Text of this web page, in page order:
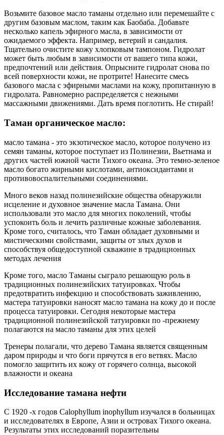
Возьмите базовое масло таманы отдельно или перемешайте с
другим базовым маслом, таким как Баобаба. Добавьте
несколько капель эфирного масла, в зависимости от
ожидаемого эффекта. Например, ветерий и сандалия.
Тщательно очистите кожу хлопковым тампоном. Гидролат
может быть любым в зависимости от вашего типа кожи,
предпочтений или действия. Опрысните гидролат снова по
всей поверхности кожи, не протрите! Нанесите смесь
базового масла с эфирными маслами на кожу, пропитанную в
гидролата. Равномерно распределяется с нежными
массажными движениями. Дать время поглотить. Не стирай!
Таман органическое масло:
масло тамана - это экзотическое масло, которое получено из
семян таманы, которое поступает из Полинезии, Вьетнама и
других частей южной части Тихого океана. Это темно-зеленое
масло богато жирными кислотами, антиоксидантами и
противовоспалительными соединениями.
Много веков назад полинезийские общества обнаружили
исцеление и духовное значение масла Тамана. Они
использовали это масло для многих поколений, чтобы
успокоить боль и лечить различные кожные заболевания.
Кроме того, считалось, что Таман обладает духовными и
мистическими свойствами, защиты от злых духов и
способствуя общедоступной скважине в традиционных
методах лечения
Кроме того, масло Таманы сыграло решающую роль в
традиционных полинезийских татуировках. Чтобы
предотвратить инфекцию и способствовать заживлению,
мастера татуировки наносят масло тамана на кожу до и после
процесса татуировки. Сегодня некоторые мастера
традиционной полинезийской татуировки по -прежнему
полагаются на масло таманы для этих целей
Тренеры полагали, что дерево Тамана является священным
даром природы и что боги прячутся в его ветвях. Масло
помогло защитить их кожу от горячего солнца, высокой
влажности и океана
Исследование тамана нефти
С 1920 -х годов Calophyllum inophyllum изучался в больницах
и исследователях в Европе, Азии и островах Тихого океана.
Результаты этих исследований поразительны